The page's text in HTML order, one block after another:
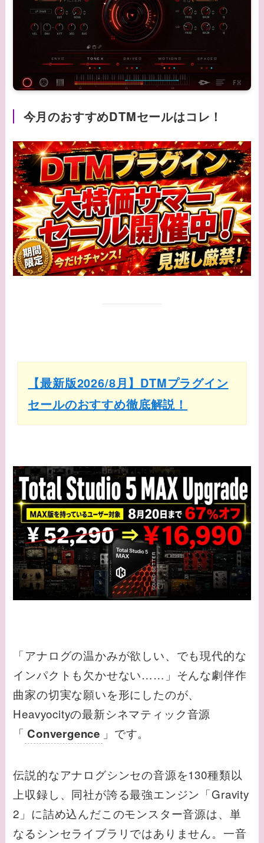
今月のおすすめDTMセールはコレ！
【最新版2026/8月】DTMプラグイン
セールのおすすめ徹底解説！
「アナログの温かみが欲しい、でも現代的な
インパクトも欠かせない……」そんな劇伴作
曲家の切実な願いを形にしたのが、
Heavyocityの最新シネマティック音源
「 Convergence 」です。
伝説的なアナログシンセの音源を130種類以
上収録し、同社が誇る最強エンジン「Gravity
2」に詰め込んだこのモンスター音源は、単
なるシンセライブラリではありません。一音